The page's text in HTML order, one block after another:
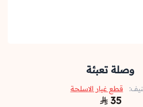
وصلة تعبئة
قطع غيار الاسلحة
35